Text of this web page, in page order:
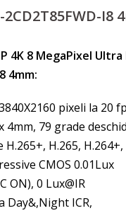
2CD2T85FWD-I8
4K 8 MegaPixel Ultra
4mm:
pixeli la 20
4mm, 79 grade
H.265, H.264+,
CMOS 0.01Lux
ON), 0 Lux@IR
Day&,Night ICR,